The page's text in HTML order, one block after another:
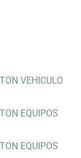
VEHICULO
EQUIPOS
EQUIPOS